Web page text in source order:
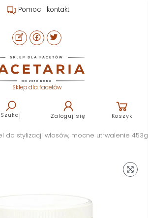
Pomoc i kontakt
Sklep dla facetów
Szukaj Zaloguj się Koszyk
do stylizacji włosów, mocne utrwalenie 453g